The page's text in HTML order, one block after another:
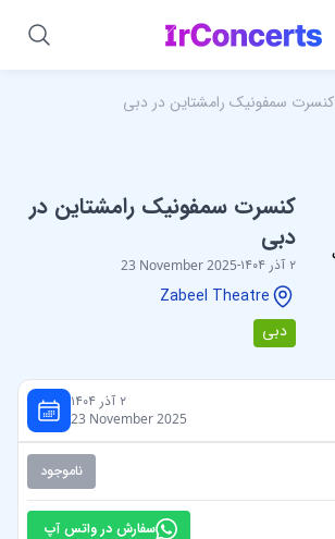
کنسرت سمفونیک رامشتاین در دبی
کنسرت سمفونیک رامشتاین در
دبی
۲ آذر ۱۴۰۴ -
23 November 2025
Zabeel Theatre
دبی
۲ آذر ۱۴۰۴
23 November 2025
ناموجود
سفارش در واتس آپ